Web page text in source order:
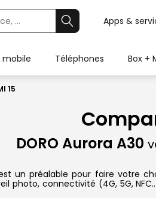
Apps &
mobile Téléphones Box +
15
DORO Aurora A30
un préalable pour faire votre
photo, connectivité (4G, 5G,